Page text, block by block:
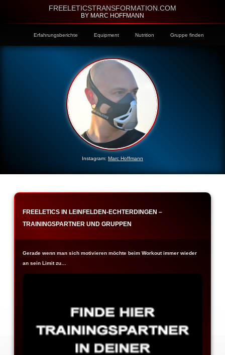
FREELETICSTRANSFORMATION.COM
BY MARC HOFFMANN
Erfahrungsberichte Equipment Nutrition Gruppe finden
Instagram: Marc Hoffmann
FREELETICS IN LEINFELDEN-ECHTERDINGEN –
TRAININGSPARTNER UND GRUPPEN
Gerade wenn man sich motivieren möchte beim Workout immer wieder
an sein Limit zu…